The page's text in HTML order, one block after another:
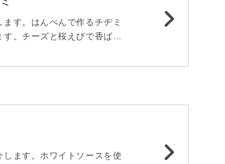
す。はんぺんで作るチヂミ
。チーズと桜えびで香ばし
します。ホワイトソースを使